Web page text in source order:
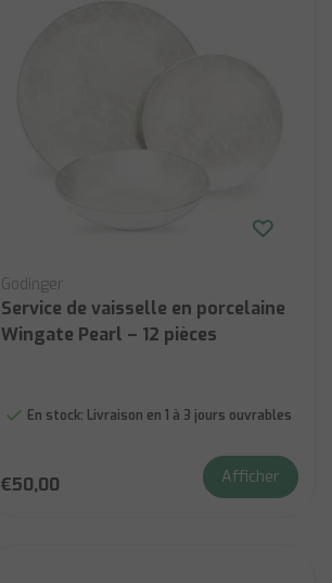
Godinger
Service de vaisselle en porcelaine
Wingate Pearl – 12 pièces
En stock: Livraison en 1 à 3 jours ouvrables
€50,00 Afficher